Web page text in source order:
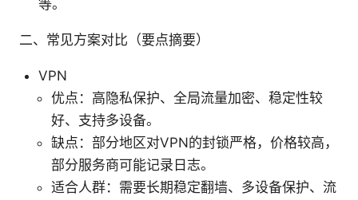
等。
二、常见方案对比（要点摘要）
VPN
优点：高隐私保护、全局流量加密、稳定性较
好、支持多设备。
缺点：部分地区对VPN的封锁严格，价格较高，
部分服务商可能记录日志。
适合人群：需要长期稳定翻墙、多设备保护、流